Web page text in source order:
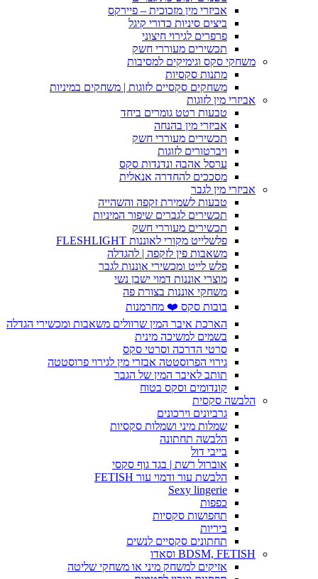
אביזרי מין מזכוכית – פיירקס
ביצים סיניות כדורי קיגל
פרפרים לגירוי חיצוני
תכשירים מעוררי חשק
משחקי סקס וגימיקים למסיבות
מתנות סקסיות
משחקים סקסיים לזוגות | משחקים במיניות
אביזרי מין לזוגות
טבעות רטט גומרים ביחד
אביזרי מין בהנחה
תכשירים מעוררי חשק
ויברטורים לזוגות
ערסל אהבה ונדנדות סקס
מסככים להחדרה אנאלית
אביזרי מין לגבר
טבעות לשמירת זקפה והשהייה
תכשירים לגברים שיפור המיניות
תכשירים מעוררי חשק
פלשלייט מקורי לאוננות FLESHLIGHT
משאבות פין לזקפה | להגדלה
פלש לייט ומכשירי אוננות לגבר
מוצרי אוננות דמוי ישבן נשי
משחקי אוננות בצורת פה
בובות סקס ❤️ מחרמנות
הארכת איבר המין שרוולים משאבות ומכשירי הגדלה
בשמים למשיכה מינית
סרטי הדרכה וסרטי סקס
גירוי הפרוסטטה אבזרי מין לגירוי פרוסטטה
תותב לאיבר המין של הגבר
קונדומים וסקס בטוח
הלבשה סקסית
גרביונים וירכונים
שמלות מיני ושמלות סקסיות
הלבשה תחתונה
בייבי דול
אוברול רשת | בגד גוף סקסי
הלבשת עור ודמוי עור FETISH
Sexy lingerie
כפפות
תחפושות סקסיות
ביריות
תחתונים סקסיים לנשים
BDSM, FETISH וסאדו
אזיקים למשחק מיני או משחקי שליטה